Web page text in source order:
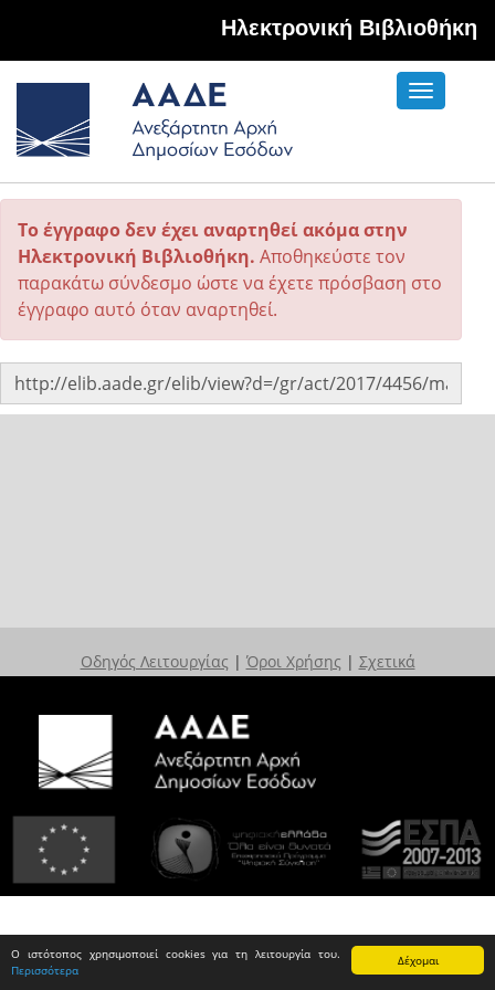
Δέχομαι
Ο ιστότοπος χρησιμοποιεί cookies για τη λειτουργία του.
Περισσότερα
Hλεκτρονική Βιβλιοθήκη
Toggle
Το έγγραφο δεν έχει αναρτηθεί ακόμα στην
Ηλεκτρονική Βιβλιοθήκη. Αποθηκεύστε τον
παρακάτω σύνδεσμο ώστε να έχετε πρόσβαση στο
έγγραφο αυτό όταν αναρτηθεί.
Οδηγός Λειτουργίας | Όροι Χρήσης | Σχετικά